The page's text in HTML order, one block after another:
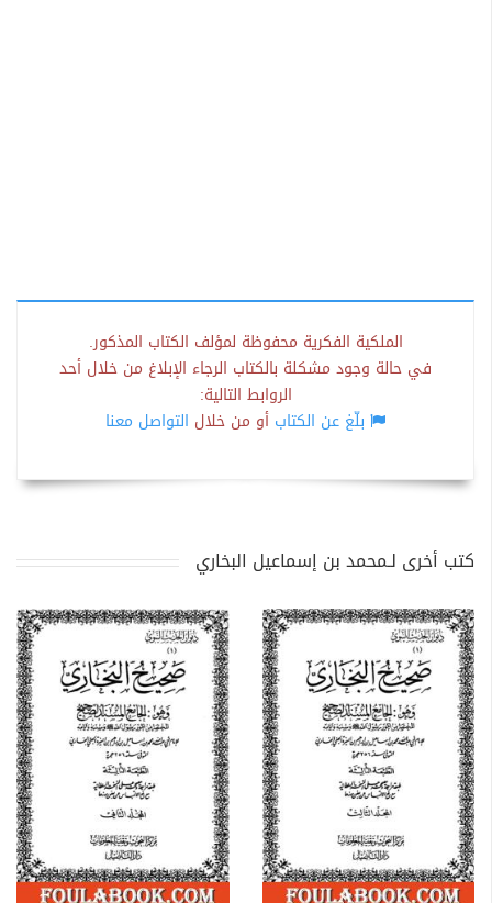
الملكية الفكرية محفوظة لمؤلف الكتاب المذكور.
في حالة وجود مشكلة بالكتاب الرجاء الإبلاغ من خلال أحد
الروابط التالية:
بلّغ عن الكتاب أو من خلال التواصل معنا
كتب أخرى لـمحمد بن إسماعيل البخاري